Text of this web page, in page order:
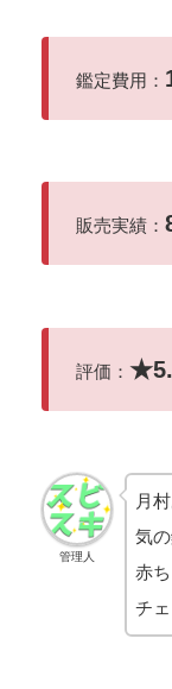
鑑定費用：
販売実績：
評価： ★
管理人
月
気
赤
チ